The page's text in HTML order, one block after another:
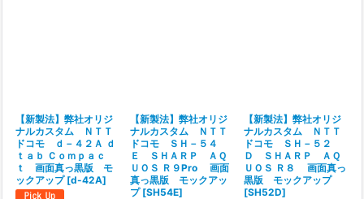
【新製法】弊社オリジ
ナルカスタム ＮＴＴ
ドコモ ｄ－４２Ａ ｄ
ｔａｂ Ｃｏｍｐａｃ
ｔ 画面真っ黒版 モ
ックアップ [d-42A]
【新製法】弊社オリジ
ナルカスタム ＮＴＴ
ドコモ ＳＨ－５４
Ｅ ＳＨＡＲＰ ＡＱ
ＵＯＳ Ｒ９Pro 画面
真っ黒版 モックアッ
プ [SH54E]
【新製法】弊社オリジ
ナルカスタム ＮＴＴ
ドコモ ＳＨ－５２
Ｄ ＳＨＡＲＰ ＡＱ
ＵＯＳ Ｒ８ 画面真っ
黒版 モックアップ
[SH52D]